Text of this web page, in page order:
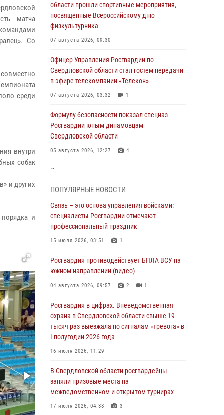
матча
Со
среди
внутри
собак
и других
и
области прошли спортивные мероприятия,
посвященные Всероссийскому дню
физкультурника
07 августа 2026, 09:30
Офицер Управления Росгвардии по
Свердловской области стал гостем передачи
в эфире телекомпании «Телекон»
07 августа 2026, 03:32 1
Формулу безопасности показал спецназ
Росгвардии юным динамовцам
Свердловской области
05 августа 2026, 12:27 4
Росгвардия проверяет готовность
учебному году
05 августа 2026, 05:44 10
Росгвардия противодействует БПЛА ВСУ на
южном направлении (видео)
Росгвардия приняла участие в обеспечении
безопасности Дня города в Екатеринбурге
Росгвардия приняла участие в
межведомственном антитеррористическом
учении в Свердловской области
31 июля 2026, 12:27
Росгвардия обеспечивает безопасность
граждан на южном направлении
31 июля 2026, 06:56 1
ПОПУЛЯРНЫЕ НОВОСТИ
Связь – это основа управления войсками:
специалисты Росгвардии отмечают
профессиональный праздник
15 июля 2026, 03:51 1
Росгвардия противодействует БПЛА ВСУ на
южном направлении (видео)
04 августа 2026, 09:57 2 1
Росгвардия в цифрах. Вневедомственная
охрана в Свердловской области свыше 19
тысяч раз выезжала по сигналам «тревога» в
I полугодии 2026 года
16 июля 2026, 11:29
В Свердловской области росгвардейцы
заняли призовые места на
межведомственном и открытом турнирах
17 июля 2026, 04:38 3